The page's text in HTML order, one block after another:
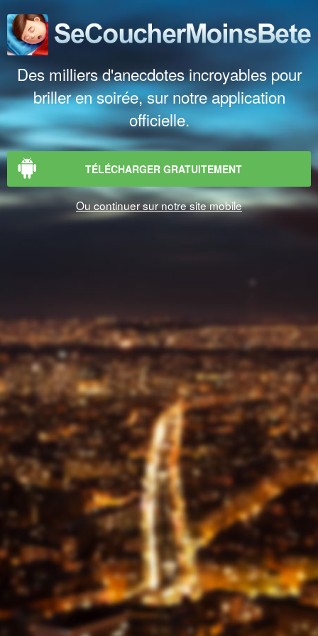
Des milliers d'anecdotes incroyables pour
briller en soirée, sur notre application
officielle.
TÉLÉCHARGER GRATUITEMENT
Ou continuer sur notre site mobile